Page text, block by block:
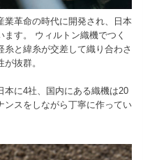
業革命の時代に開発され、日本
す。 ウィルトン織機でつく
と緯糸が交差して織り合わさ
抜群。
本に4社、国内にある織機は20
ンスをしながら丁寧に作ってい